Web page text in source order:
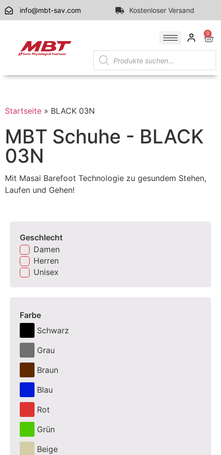
info@mbt-sav.com Kostenloser Versand
0
Startseite » BLACK 03N
MBT Schuhe - BLACK
03N
Mit Masai Barefoot Technologie zu gesundem Stehen,
Laufen und Gehen!
Geschlecht
Damen
Herren
Unisex
Farbe
Schwarz
Grau
Braun
Blau
Rot
Grün
Beige